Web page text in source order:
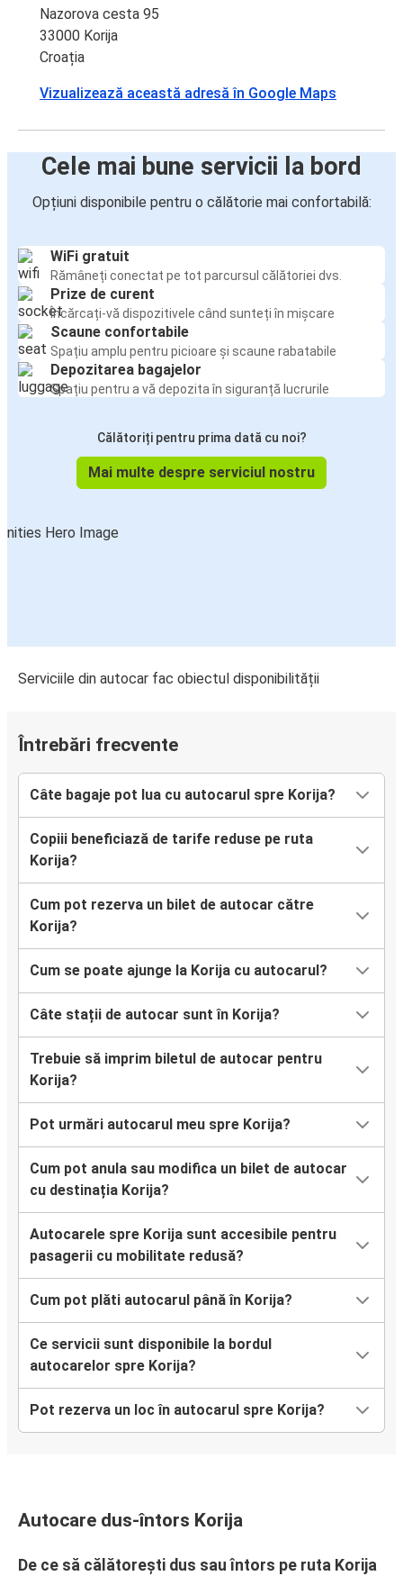
Nazorova cesta 95
33000 Korija
Croația
Vizualizează această adresă în Google Maps
Cele mai bune servicii la bord
Opțiuni disponibile pentru o călătorie mai confortabilă:
WiFi gratuit
Rămâneți conectat pe tot parcursul călătoriei dvs.
Prize de curent
Încărcați-vă dispozitivele când sunteți în mișcare
Scaune confortabile
Spațiu amplu pentru picioare și scaune rabatabile
Depozitarea bagajelor
Spațiu pentru a vă depozita în siguranță lucrurile
Călătoriți pentru prima dată cu noi?
Mai multe despre serviciul nostru
Serviciile din autocar fac obiectul disponibilității
Întrebări frecvente
Câte bagaje pot lua cu autocarul spre Korija?
Copiii beneficiază de tarife reduse pe ruta
Korija?
Cum pot rezerva un bilet de autocar către
Korija?
Cum se poate ajunge la Korija cu autocarul?
Câte stații de autocar sunt în Korija?
Trebuie să imprim biletul de autocar pentru
Korija?
Pot urmări autocarul meu spre Korija?
Cum pot anula sau modifica un bilet de autocar
cu destinația Korija?
Autocarele spre Korija sunt accesibile pentru
pasagerii cu mobilitate redusă?
Cum pot plăti autocarul până în Korija?
Ce servicii sunt disponibile la bordul
autocarelor spre Korija?
Pot rezerva un loc în autocarul spre Korija?
Autocare dus-întors Korija
De ce să călătorești dus sau întors pe ruta Korija